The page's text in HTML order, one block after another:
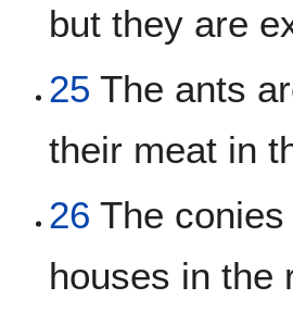
but they are
25 The ants
their meat in
26 The
houses in the